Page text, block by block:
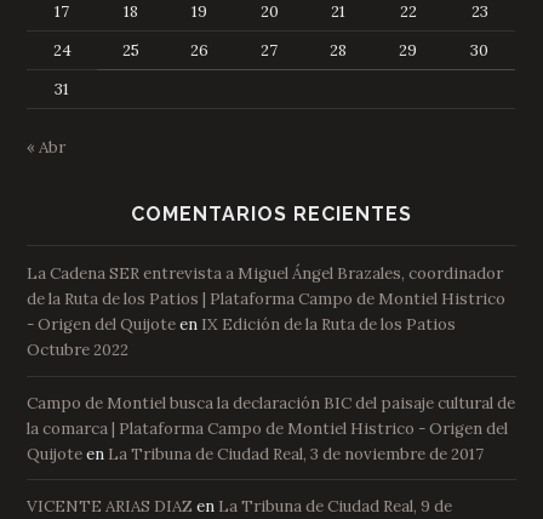
17
18 19 20 21 22
23
24
25 26 27 28 29
30
31
« Abr
COMENTARIOS RECIENTES
La Cadena SER entrevista a Miguel Ángel Brazales, coordinador
de la Ruta de los Patios | Plataforma Campo de Montiel Histrico
- Origen del Quijoteen IX Edición de la Ruta de los Patios
Octubre 2022
Campo de Montiel busca la declaración BIC del paisaje cultural de
la comarca | Plataforma Campo de Montiel Histrico - Origen del
Quijoteen La Tribuna de Ciudad Real, 3 de noviembre de 2017
VICENTE ARIAS DIAZ en La Tribuna de Ciudad Real, 9 de